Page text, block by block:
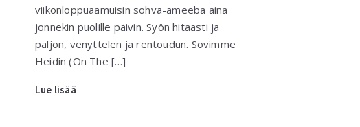
viikonloppuaamuisin sohva-ameeba aina
jonnekin puolille päivin. Syön hitaasti ja
paljon, venyttelen ja rentoudun. Sovimme
Heidin (On The […]
Lue lisää